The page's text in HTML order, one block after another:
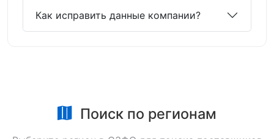
Как исправить данные компании?
Поиск по регионам